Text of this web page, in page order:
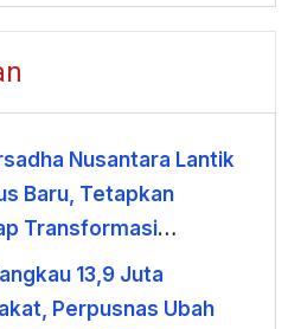
Nusantara Lantik
Baru, Tetapkan
Transformasi
Hindu Menuju
Emas 2045
13,9 Juta
Perpusnas Ubah